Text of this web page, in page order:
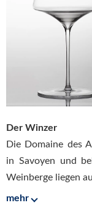
Der Winzer
Die Domaine des
in Savoyen und
Weinberge liegen
mehr